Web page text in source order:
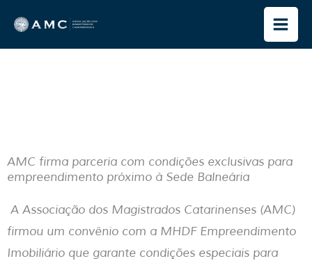
para
o
AMC firma parceria com condições exclusivas para
empreendimento próximo à Sede Balneária
A Associação dos Magistrados Catarinenses (AMC)
firmou um convênio com a MHDF Empreendimento
Imobiliário que garante condições especiais para